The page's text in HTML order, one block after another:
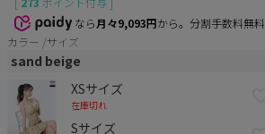
なら月々9,093円から。分割手数料無料
カラー
サイズ
sand beige
XSサイズ
在庫切れ
Sサイズ